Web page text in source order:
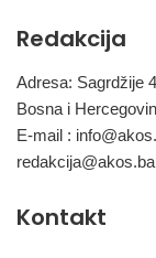
Redakcija
Adresa: Sagrdžije
Bosna i
E-mail :
redakcija@akos.ba
Kontakt